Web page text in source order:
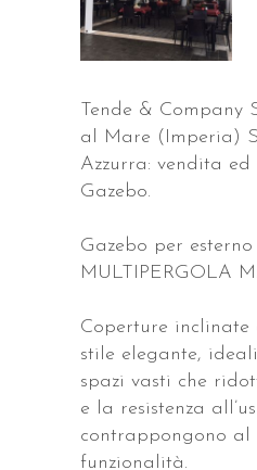
Tende & Company
al Mare (Imperia)
Azzurra: vendita
Gazebo.
Gazebo per esterno
MULTIPERGOLA
Coperture
stile elegante,
spazi vasti che
e la resistenza
contrappongono al
funzionalità.